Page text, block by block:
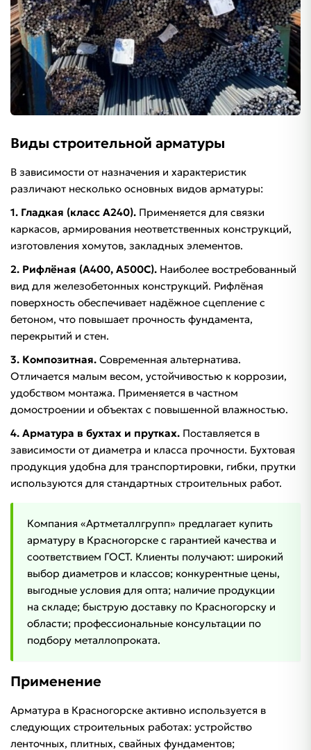
Виды строительной арматуры
В зависимости от назначения и характеристик
различают несколько основных видов арматуры:
1. Гладкая (класс А240). Применяется для связки
каркасов, армирования неответственных конструкций,
изготовления хомутов, закладных элементов.
2. Рифлёная (А400, А500С). Наиболее востребованный
вид для железобетонных конструкций. Рифлёная
поверхность обеспечивает надёжное сцепление с
бетоном, что повышает прочность фундамента,
перекрытий и стен.
3. Композитная. Современная альтернатива.
Отличается малым весом, устойчивостью к коррозии,
удобством монтажа. Применяется в частном
домостроении и объектах с повышенной влажностью.
4. Арматура в бухтах и прутках. Поставляется в
зависимости от диаметра и класса прочности. Бухтовая
продукция удобна для транспортировки, гибки, прутки
используются для стандартных строительных работ.
Компания «Артметаллгрупп» предлагает купить
арматуру в Красногорске с гарантией качества и
соответствием ГОСТ. Клиенты получают: широкий
выбор диаметров и классов; конкурентные цены,
выгодные условия для опта; наличие продукции
на складе; быструю доставку по Красногорску и
области; профессиональные консультации по
подбору металлопроката.
Применение
Арматура в Красногорске активно используется в
следующих строительных работах: устройство
ленточных, плитных, свайных фундаментов;